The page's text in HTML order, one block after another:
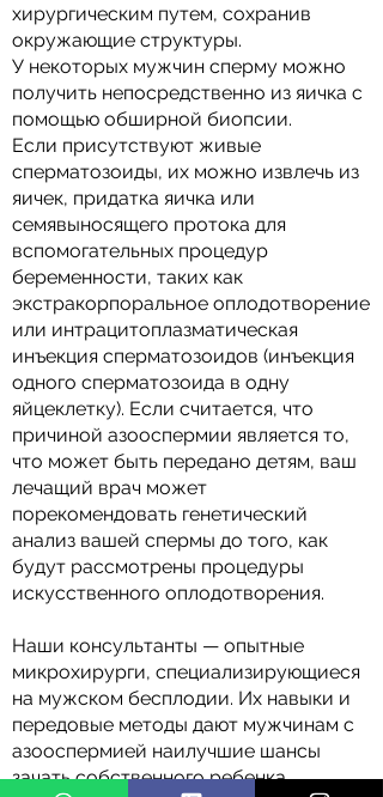
хирургическим путем, сохранив
окружающие структуры.
У некоторых мужчин сперму можно
получить непосредственно из яичка с
помощью обширной биопсии.
Если присутствуют живые
сперматозоиды, их можно извлечь из
яичек, придатка яичка или
семявыносящего протока для
вспомогательных процедур
беременности, таких как
экстракорпоральное оплодотворение
или интрацитоплазматическая
инъекция сперматозоидов (инъекция
одного сперматозоида в одну
яйцеклетку). Если считается, что
причиной азооспермии является то,
что может быть передано детям, ваш
лечащий врач может
порекомендовать генетический
анализ вашей спермы до того, как
будут рассмотрены процедуры
искусственного оплодотворения.
Наши консультанты — опытные
микрохирурги, специализирующиеся
на мужском бесплодии. Их навыки и
передовые методы дают мужчинам с
азооспермией наилучшие шансы
зачать собственного ребенка.